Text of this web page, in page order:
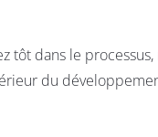
tôt dans le
du